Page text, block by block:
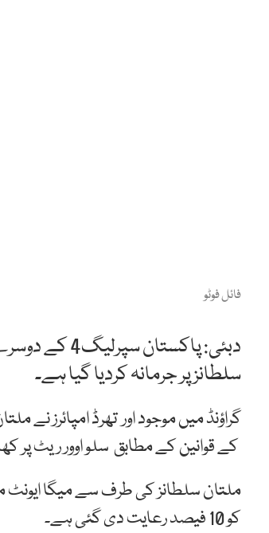
فائل فوٹو
سلطانز پر جرمانہ کردیا گیا ہے۔
کے قوانین کے مطابق سلو اوور ریٹ پر کھلاڑیوں کو میچ
ملتان سلطانز کی طرف سے میگا
کو 10 فیصد رعایت دی گئی ہے۔